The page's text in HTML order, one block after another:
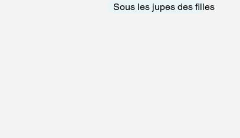
Sous les jupes des filles